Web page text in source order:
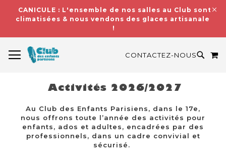
CANICULE : L'ensemble de nos salles au Club sont
climatisées & nous vendons des glaces artisanales
!
CONTACTEZ-NOUS
Activités 2026/2027
Au Club des Enfants Parisiens, dans le 17e,
nous offrons toute l’année des activités pour
enfants, ados et adultes, encadrées par des
professionnels, dans un cadre convivial et
sécurisé.